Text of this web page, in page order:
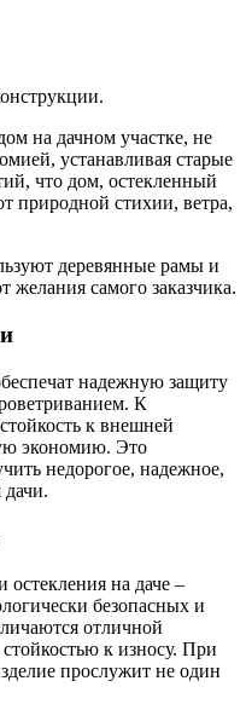
на дачном участке, не
устанавливая старые
что дом, остекленный
природной стихии, ветра,
деревянные рамы и
желания самого заказчика.
надежную защиту
К
к внешней
экономию. Это
недорогое, надежное,
остекления на даче –
безопасных и
отличной
к износу. При
прослужит не один